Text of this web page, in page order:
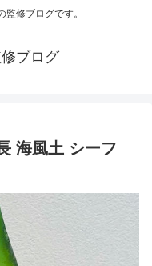
修ブログです。
ブログ
海風土 シーフ